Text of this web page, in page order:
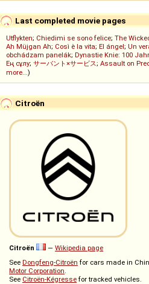
Last completed movie pages
Utflykten; Chiedimi se sono felice; The
Ah Müjgan Ah; Così è la vita; El ángel; Un
obchádzam panelák; Dynastie Knie: 100
Ең сұлу; サーバント×サービス; Assault on
more...)
Citroën
Citroën — Wikipedia page
See Dongfeng-Citroën for cars made in
Motor Corporation
See Citroën-Kégresse for tracked vehicles.